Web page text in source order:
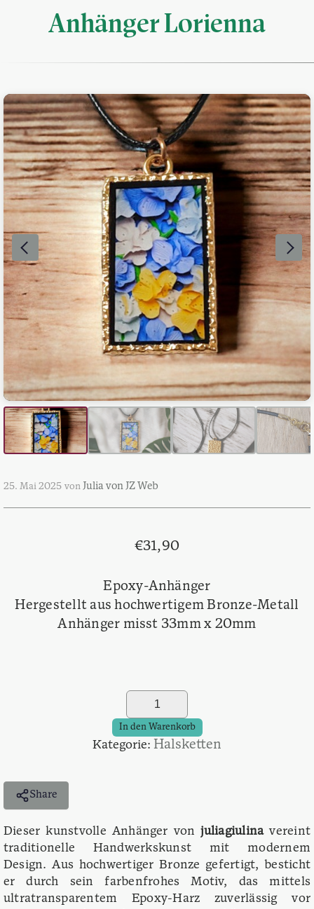
Anhänger Lorienna
25. Mai 2025 von Julia von JZ Web
€31,90
Epoxy-Anhänger
Hergestellt aus hochwertigem Bronze-Metall
Anhänger misst 33mm x 20mm
Anhänger
Lorienna
Menge
In den Warenkorb
Kategorie: Halsketten
Share
Dieser kunstvolle Anhänger vonjuliagiulinavereint
traditionelle Handwerkskunst mit modernem
Design. Aus hochwertiger Bronze gefertigt, besticht
er durch sein farbenfrohes Motiv, das mittels
ultratransparentem Epoxy-Harz zuverlässig vor